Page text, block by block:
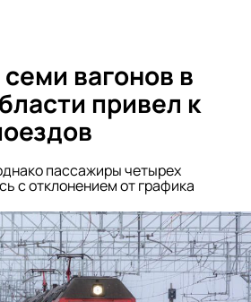
вагонов в
привел к
пассажиры четырех
с отклонением от графика